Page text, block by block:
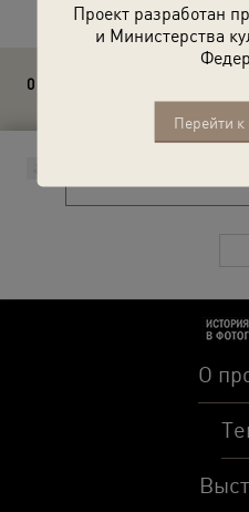
Проект разработан
и Министерства
Перейти к
0 комментариев
О